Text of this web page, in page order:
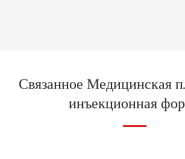
Связанное Медицинская
инъекционная